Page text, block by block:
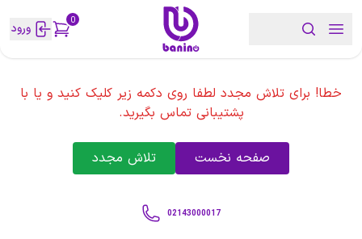
0 ورود
خطا! برای تلاش مجدد لطفا روی دکمه زیر کلیک کنید و یا با
پشتیبانی تماس بگیرید.
صفحه نخست تلاش مجدد
02143000017